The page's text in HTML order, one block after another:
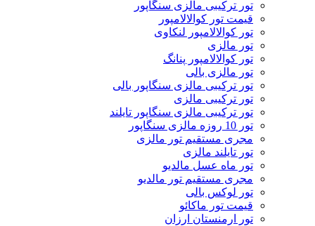
تور ترکیبی مالزی سنگاپور
قیمت تور کوالالامپور
تور کوالالامپور لنکاوی
تور مالزی
تور کوالالامپور پنانگ
تور مالزی بالی
تور ترکیبی مالزی سنگاپور بالی
تور ترکیبی مالزی
تور ترکیبی مالزی سنگاپور تایلند
تور 10 روزه مالزی سنگاپور
مجری مستقیم تور مالزی
تور تایلند مالزی
تور ماه عسل مالدیو
مجری مستقیم تور مالدیو
تور لوکس بالی
قیمت تور ماکائو
تور ارمنستان ارزان